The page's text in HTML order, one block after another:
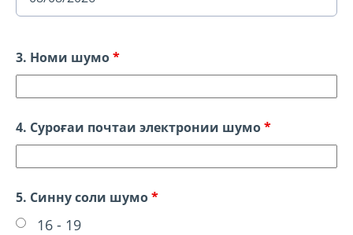
3. Номи шумо*
4. Суроғаи почтаи электронии шумо*
5. Синну соли шумо*
16 - 19